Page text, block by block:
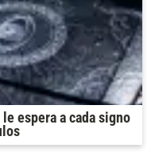
espera a cada signo